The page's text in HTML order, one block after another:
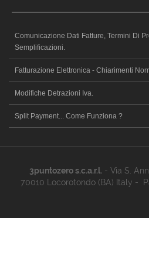
Comunicazione Dati Fatture, Termini Di
Semplificazioni.
Fatturazione Elettronica - Chiarimenti
Modifiche Detrazioni Iva.
Split Payment... Come Funziona ?
3puntozero s.c.a.r.l. - Via S.
70010 Locorotondo (BA) Italy -